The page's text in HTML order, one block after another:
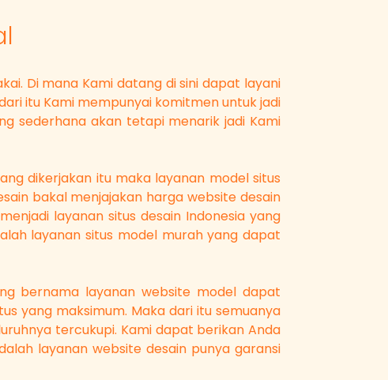
Di mana Kami datang di sini dapat layani
itu Kami mempunyai komitmen untuk jadi
sederhana akan tetapi menarik jadi Kami
dikerjakan itu maka layanan model situs
bakal menjajakan harga website desain
layanan situs desain Indonesia yang
layanan situs model murah yang dapat
bernama layanan website model dapat
yang maksimum. Maka dari itu semuanya
tercukupi. Kami dapat berikan Anda
layanan website desain punya garansi